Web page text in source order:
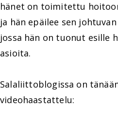
hänet on toimitettu
ja hän epäilee sen
jossa hän on tuonut esille
asioita.
Salaliittoblogissa on
videohaastattelu: